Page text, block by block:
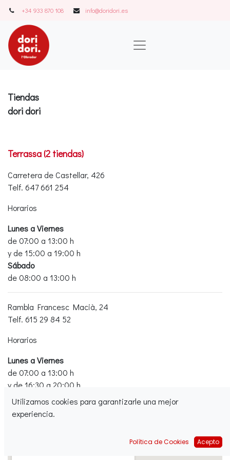
+34 933 870 108 info@doridori..es
Tiendas
dori dori
Terrassa (2 tiendas)
Carretera de Castellar, 426
Telf. 647 661 254
Horarios
Lunes a Viernes
de 07:00 a 13:00 h
y de 15:00 a 19:00 h
Sábado
de 08:00 a 13:00 h
​Rambla Francesc Macià, 24
Telf. 615 29 84 52
Horarios
Lunes a Viernes
de 07:00 a 13:00 h
y de 16:30 a 20:00 h
Sábado
de 08:30 a 13:00 h
Utilizamos cookies para garantizarle una mejor
experiencia.
Política de Cookies Acepto